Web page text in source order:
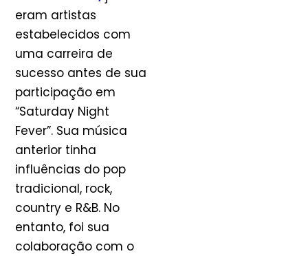
eram artistas
estabelecidos com
uma carreira de
sucesso antes de sua
participação em
“Saturday Night
Fever”. Sua música
anterior tinha
influências do pop
tradicional, rock,
country e R&B. No
entanto, foi sua
colaboração com o